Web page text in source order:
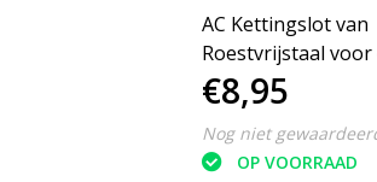
AC Kettingslot van
Roestvrijstaal voor
Motor, Brommer en
Scooter
€8,95
Nog niet
OP VOORRAAD